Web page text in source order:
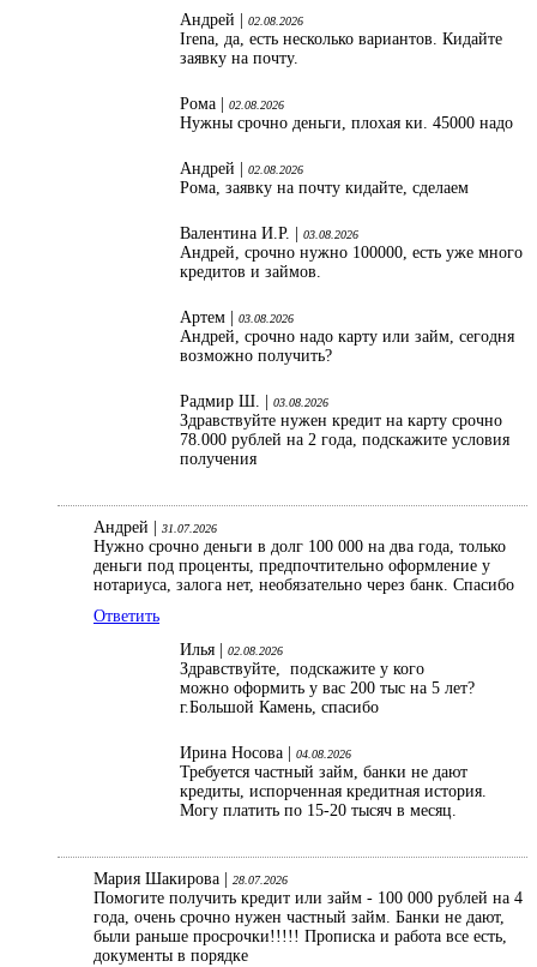
Андрей | 02.08.2026
Irena, да, есть несколько вариантов. Кидайте
заявку на почту.
Рома | 02.08.2026
Нужны срочно деньги, плохая ки. 45000 надо
Андрей | 02.08.2026
Рома, заявку на почту кидайте, сделаем
Валентина И.Р. | 03.08.2026
Андрей, срочно нужно 100000, есть уже много
кредитов и займов.
Артем | 03.08.2026
Андрей, срочно надо карту или займ, сегодня
возможно получить?
Радмир Ш. | 03.08.2026
Здравствуйте нужен кредит на карту срочно
78.000 рублей на 2 года, подскажите условия
получения
Андрей | 31.07.2026
Нужно срочно деньги в долг 100 000 на два года, только
деньги под проценты, предпочтительно оформление у
нотариуса, залога нет, необязательно через банк. Спасибо
Ответить
Илья |
02.08.2026
Здравствуйте, подскажите у кого
можно оформить у вас 200 тыс на 5 лет?
г.Большой Камень, спасибо
Ирина Носова | 04.08.2026
Требуется частный займ, банки не дают
кредиты, испорченная кредитная история.
Могу платить по 15-20 тысяч в месяц.
Мария Шакирова | 28.07.2026
Помогите получить кредит или займ - 100 000 рублей на 4
года, очень срочно нужен частный займ. Банки не дают,
были раньше просрочки!!!!! Прописка и работа все есть,
документы в порядке